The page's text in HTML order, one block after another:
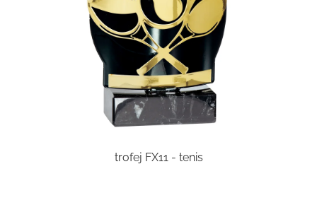
trofej FX11 - tenis